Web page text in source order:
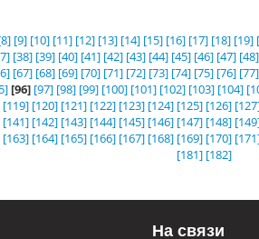
[9] [10] [11] [12] [13] [14] [15] [16] [17] [18] [19]
[38] [39] [40] [41] [42] [43] [44] [45] [46] [47] [48]
[67] [68] [69] [70] [71] [72] [73] [74] [75] [76] [77]
[96] [97] [98] [99] [100] [101] [102] [103] [104]
[119] [120] [121] [122] [123] [124] [125] [126]
[141] [142] [143] [144] [145] [146] [147] [148]
[163] [164] [165] [166] [167] [168] [169] [170]
[181] [182]
На связи